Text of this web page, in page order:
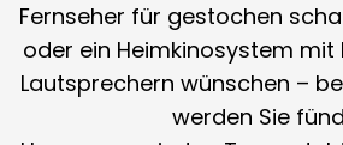
Fernseher für gestochen
oder ein Heimkinosystem
Lautsprechern wünschen –
werden Sie